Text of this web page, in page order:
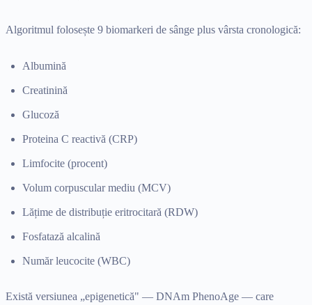
Algoritmul folosește 9 biomarkeri de sânge plus vârsta cronologică:
Albumină
Creatinină
Glucoză
Proteina C reactivă (CRP)
Limfocite (procent)
Volum corpuscular mediu (MCV)
Lățime de distribuție eritrocitară (RDW)
Fosfatază alcalină
Număr leucocite (WBC)
Există versiunea „epigenetică" — DNAm PhenoAge — care